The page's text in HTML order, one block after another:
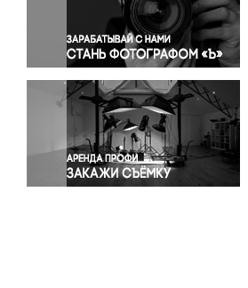
Правосудие
Происшествия и конфликты
Религия
Светская жизнь
Спорт
Экология
Экономика и бизнес